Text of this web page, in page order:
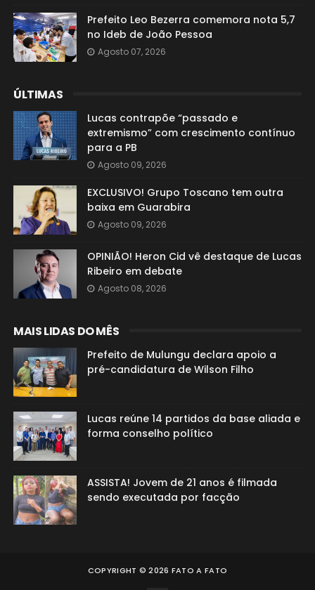
Prefeito Leo Bezerra comemora nota 5,7
no Ideb de João Pessoa
Agosto 07, 2026
ÚLTIMAS
Lucas contrapõe “passado e
extremismo” com crescimento contínuo
para a PB
Agosto 09, 2026
EXCLUSIVO! Grupo Toscano tem outra
baixa em Guarabira
Agosto 09, 2026
OPINIÃO! Heron Cid vê destaque de Lucas
Ribeiro em debate
Agosto 08, 2026
MAIS LIDAS DO MÊS
Prefeito de Mulungu declara apoio a
pré-candidatura de Wilson Filho
Lucas reúne 14 partidos da base aliada e
forma conselho político
ASSISTA! Jovem de 21 anos é filmada
sendo executada por facção
COPYRIGHT ©2026 FATO A FATO